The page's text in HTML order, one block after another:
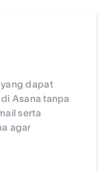
dapat
Asana tanpa
serta
agar